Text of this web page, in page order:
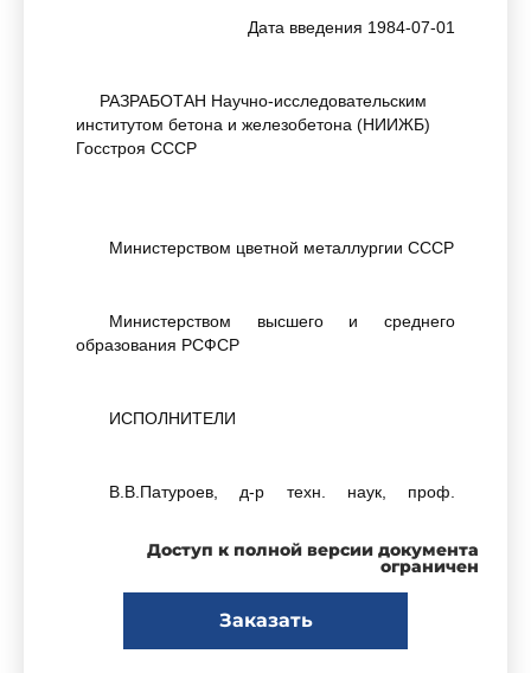
Дата введения 1984-07-01
РАЗРАБОТАН Научно-исследовательским
институтом бетона и железобетона (НИИЖБ)
Госстроя СССР
Министерством цветной металлургии СССР
Министерством высшего и среднего
образования РСФСР
ИСПОЛНИТЕЛИ
В.В.Патуроев, д-р техн. наук, проф.
наук; Г.К.Соловьев, канд. техн. наук;
Н.Ф.Шестеркина, канд. техн. наук;
хим. наук; С.М.Гринберг, канд. техн. наук;
Доступ к полной версии документа
ограничен
Заказать